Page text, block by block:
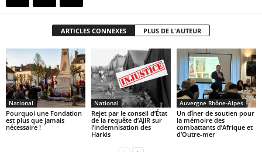
ARTICLES CONNEXES PLUS DE L'AUTEUR
National
Pourquoi une Fondation
est plus que jamais
nécessaire !
National
Rejet par le conseil d’État
de la requête d’AJIR sur
l’indemnisation des
Harkis
Auvergne Rhône-Alpes
Un dîner de soutien pour
la mémoire des
combattants d’Afrique et
d’Outre-mer